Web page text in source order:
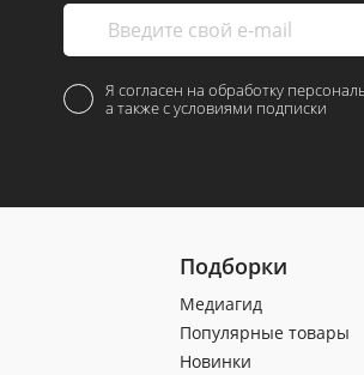
Я согласен на обработку
а также с условиями подписки
Подборки
Медиагид
Популярные товары
Новинки